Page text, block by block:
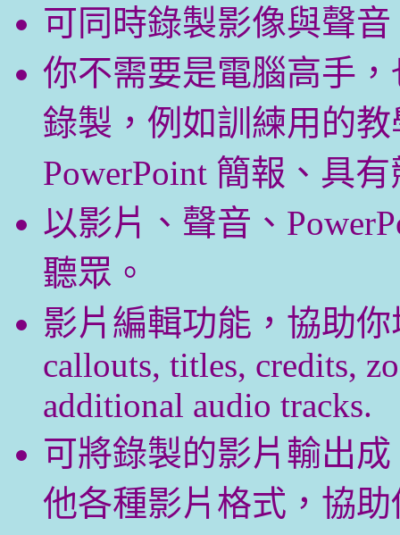
可同時錄製影像與聲音
你不需要是電腦高手
錄製，例如訓練用的
PowerPoint 簡報、具
以影片、聲音、
聽眾。
影片編輯功能，協助
callouts, titles, credits,
additional audio tracks.
可將錄製的影片輸出成
他各種影片格式，協